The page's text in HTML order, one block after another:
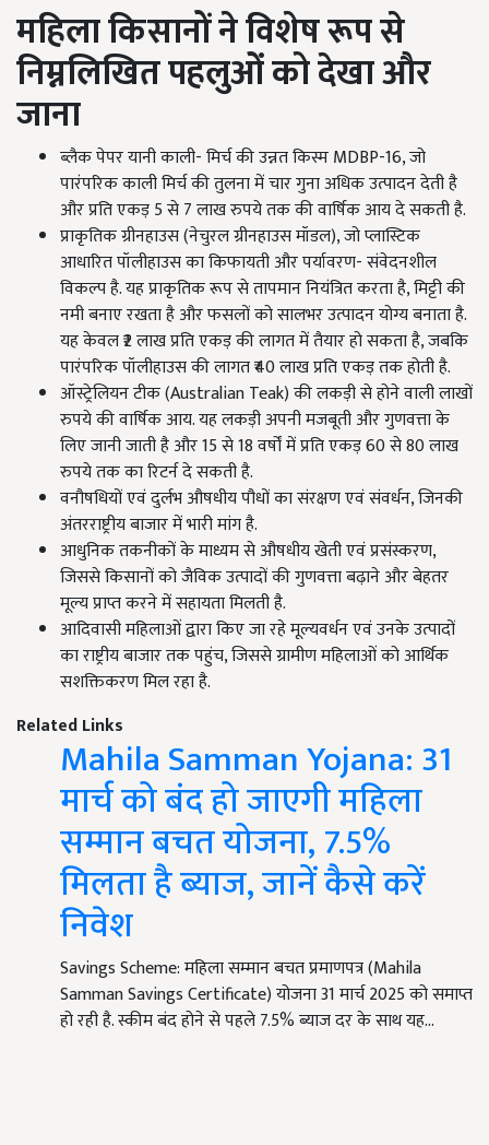
महिला किसानों ने विशेष रूप से
निम्नलिखित पहलुओं को देखा और
जाना
ब्लैक पेपर यानी काली- मिर्च की उन्नत किस्म MDBP-16, जो
पारंपरिक काली मिर्च की तुलना में चार गुना अधिक उत्पादन देती है
और प्रति एकड़ 5 से 7 लाख रुपये तक की वार्षिक आय दे सकती है.
प्राकृतिक ग्रीनहाउस (नेचुरल ग्रीनहाउस मॉडल), जो प्लास्टिक
आधारित पॉलीहाउस का किफायती और पर्यावरण- संवेदनशील
विकल्प है. यह प्राकृतिक रूप से तापमान नियंत्रित करता है, मिट्टी की
नमी बनाए रखता है और फसलों को सालभर उत्पादन योग्य बनाता है.
यह केवल ₹2 लाख प्रति एकड़ की लागत में तैयार हो सकता है, जबकि
पारंपरिक पॉलीहाउस की लागत ₹40 लाख प्रति एकड़ तक होती है.
ऑस्ट्रेलियन टीक (Australian Teak) की लकड़ी से होने वाली लाखों
रुपये की वार्षिक आय. यह लकड़ी अपनी मजबूती और गुणवत्ता के
लिए जानी जाती है और 15 से 18 वर्षों में प्रति एकड़ 60 से 80 लाख
रुपये तक का रिटर्न दे सकती है.
वनौषधियों एवं दुर्लभ औषधीय पौधों का संरक्षण एवं संवर्धन, जिनकी
अंतरराष्ट्रीय बाजार में भारी मांग है.
आधुनिक तकनीकों के माध्यम से औषधीय खेती एवं प्रसंस्करण,
जिससे किसानों को जैविक उत्पादों की गुणवत्ता बढ़ाने और बेहतर
मूल्य प्राप्त करने में सहायता मिलती है.
आदिवासी महिलाओं द्वारा किए जा रहे मूल्यवर्धन एवं उनके उत्पादों
का राष्ट्रीय बाजार तक पहुंच, जिससे ग्रामीण महिलाओं को आर्थिक
सशक्तिकरण मिल रहा है.
Related Links
Mahila Samman Yojana: 31
मार्च को बंद हो जाएगी महिला
सम्मान बचत योजना, 7.5%
मिलता है ब्याज, जानें कैसे करें
निवेश
Savings Scheme: महिला सम्मान बचत प्रमाणपत्र (Mahila
Samman Savings Certificate) योजना 31 मार्च 2025 को समाप्त
हो रही है. स्कीम बंद होने से पहले 7.5% ब्याज दर के साथ यह…